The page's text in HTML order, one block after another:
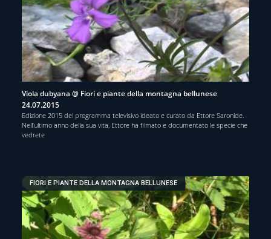
Viola dubyana @ Fiori e piante della montagna bellunese
24.07.2015
Edizione 2015 del programma televisivo ideato e curato da Ettore Saronide.
Nell’ultimo anno della sua vita, Ettore ha filmato e documentato le specie che
vedrete
FIORI E PIANTE DELLA MONTAGNA BELLUNESE